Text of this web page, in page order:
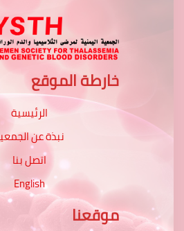
خارطة الموقع
الرئيسية
نبذة عن
اتصل بنا
English
موقعنا